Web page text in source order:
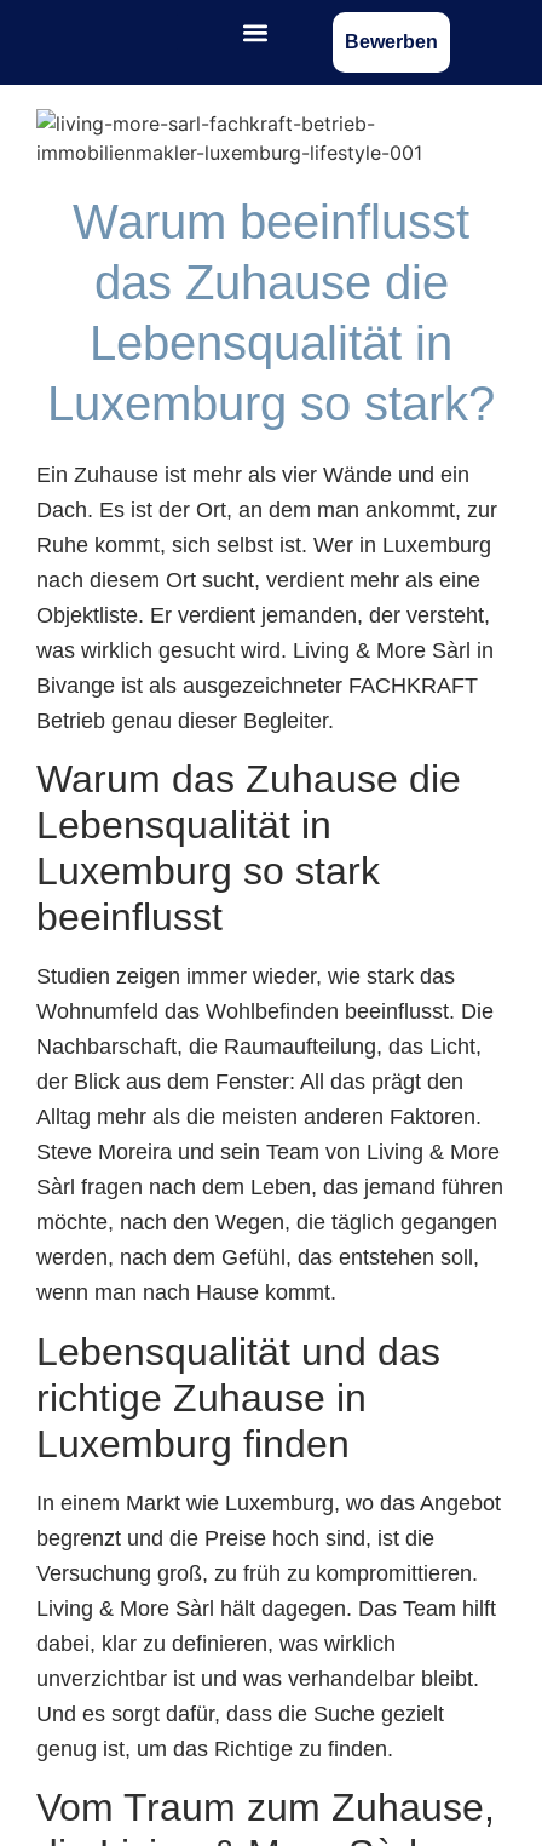
Bewerben
Warum beeinflusst
das Zuhause die
Lebensqualität in
Luxemburg so stark?
Ein Zuhause ist mehr als vier Wände und ein
Dach. Es ist der Ort, an dem man ankommt, zur
Ruhe kommt, sich selbst ist. Wer in Luxemburg
nach diesem Ort sucht, verdient mehr als eine
Objektliste. Er verdient jemanden, der versteht,
was wirklich gesucht wird. Living & More Sàrl in
Bivange ist als ausgezeichneter FACHKRAFT
Betrieb genau dieser Begleiter.
Warum das Zuhause die
Lebensqualität in
Luxemburg so stark
beeinflusst
Studien zeigen immer wieder, wie stark das
Wohnumfeld das Wohlbefinden beeinflusst. Die
Nachbarschaft, die Raumaufteilung, das Licht,
der Blick aus dem Fenster: All das prägt den
Alltag mehr als die meisten anderen Faktoren.
Steve Moreira und sein Team von Living & More
Sàrl fragen nach dem Leben, das jemand führen
möchte, nach den Wegen, die täglich gegangen
werden, nach dem Gefühl, das entstehen soll,
wenn man nach Hause kommt.
Lebensqualität und das
richtige Zuhause in
Luxemburg finden
In einem Markt wie Luxemburg, wo das Angebot
begrenzt und die Preise hoch sind, ist die
Versuchung groß, zu früh zu kompromittieren.
Living & More Sàrl hält dagegen. Das Team hilft
dabei, klar zu definieren, was wirklich
unverzichtbar ist und was verhandelbar bleibt.
Und es sorgt dafür, dass die Suche gezielt
genug ist, um das Richtige zu finden.
Vom Traum zum Zuhause,